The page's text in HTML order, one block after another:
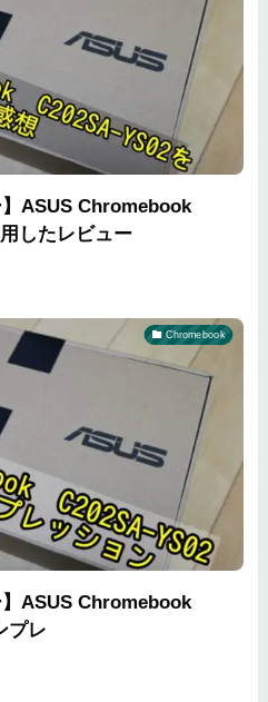
】ASUS Chromebook
したレビュー
Chromebook
】ASUS Chromebook
プレ